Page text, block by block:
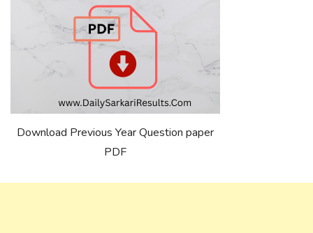
Download Previous Year Question paper
PDF